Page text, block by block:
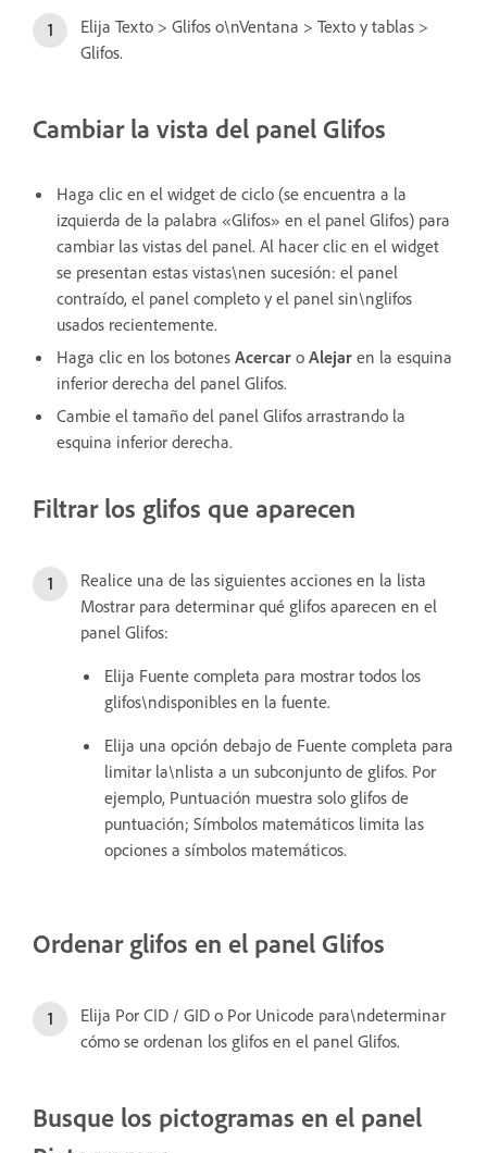
Elija Texto > Glifos o\nVentana > Texto y tablas >
Glifos.
Cambiar la vista del panel Glifos
Haga clic en el widget de ciclo (se encuentra a la
izquierda de la palabra «Glifos» en el panel Glifos) para
cambiar las vistas del panel. Al hacer clic en el widget
se presentan estas vistas\nen sucesión: el panel
contraído, el panel completo y el panel sin\nglifos
usados recientemente.
Haga clic en los botones Acercar o Alejar en la esquina
inferior derecha del panel Glifos.
Cambie el tamaño del panel Glifos arrastrando la
esquina inferior derecha.
Filtrar los glifos que aparecen
Realice una de las siguientes acciones en la lista
Mostrar para determinar qué glifos aparecen en el
panel Glifos:
Elija Fuente completa para mostrar todos los
glifos\ndisponibles en la fuente.
Elija una opción debajo de Fuente completa para
limitar la\nlista a un subconjunto de glifos. Por
ejemplo, Puntuación muestra solo glifos de
puntuación; Símbolos matemáticos limita las
opciones a símbolos matemáticos.
Ordenar glifos en el panel Glifos
Elija Por CID / GID o Por Unicode para\ndeterminar
cómo se ordenan los glifos en el panel Glifos.
Busque los pictogramas en el panel